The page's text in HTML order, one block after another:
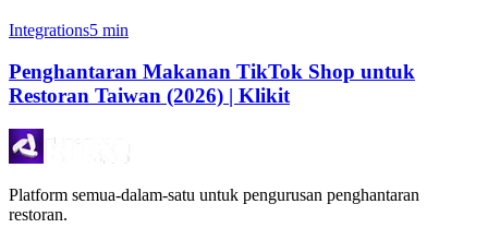
Integrations5 min
Penghantaran Makanan TikTok Shop untuk
Restoran Taiwan (2026) | Klikit
Platform semua-dalam-satu untuk pengurusan penghantaran
restoran.